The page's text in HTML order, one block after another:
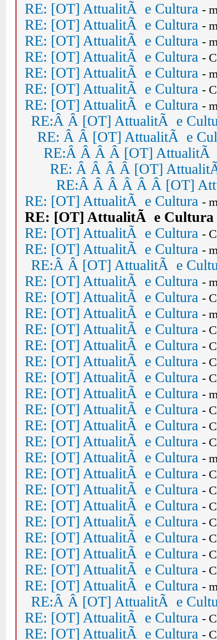
RE: [OT] AttualitÃ e Cultura -
RE: [OT] AttualitÃ e Cultura -
RE: [OT] AttualitÃ e Cultura -
RE: [OT] AttualitÃ e Cultura -
RE: [OT] AttualitÃ e Cultura -
RE: [OT] AttualitÃ e Cultura -
RE: [OT] AttualitÃ e Cultura -
RE:Â Â [OT] AttualitÃ e
RE: Â Â [OT] AttualitÃ e
RE:Â Â Â Â [OT] AttualitÃ
RE: Â Â Â Â [OT]
RE:Â Â Â Â Â Â [OT]
RE: [OT] AttualitÃ e Cultura -
RE: [OT] AttualitÃ e Cultura
RE: [OT] AttualitÃ e Cultura -
RE: [OT] AttualitÃ e Cultura -
RE:Â Â [OT] AttualitÃ e
RE: [OT] AttualitÃ e Cultura -
RE: [OT] AttualitÃ e Cultura -
RE: [OT] AttualitÃ e Cultura -
RE: [OT] AttualitÃ e Cultura -
RE: [OT] AttualitÃ e Cultura -
RE: [OT] AttualitÃ e Cultura -
RE: [OT] AttualitÃ e Cultura -
RE: [OT] AttualitÃ e Cultura -
RE: [OT] AttualitÃ e Cultura -
RE: [OT] AttualitÃ e Cultura -
RE: [OT] AttualitÃ e Cultura -
RE: [OT] AttualitÃ e Cultura -
RE: [OT] AttualitÃ e Cultura -
RE: [OT] AttualitÃ e Cultura -
RE: [OT] AttualitÃ e Cultura -
RE: [OT] AttualitÃ e Cultura -
RE: [OT] AttualitÃ e Cultura -
RE: [OT] AttualitÃ e Cultura -
RE: [OT] AttualitÃ e Cultura -
RE: [OT] AttualitÃ e Cultura -
RE:Â Â [OT] AttualitÃ e
RE: [OT] AttualitÃ e Cultura -
RE: [OT] AttualitÃ e Cultura -